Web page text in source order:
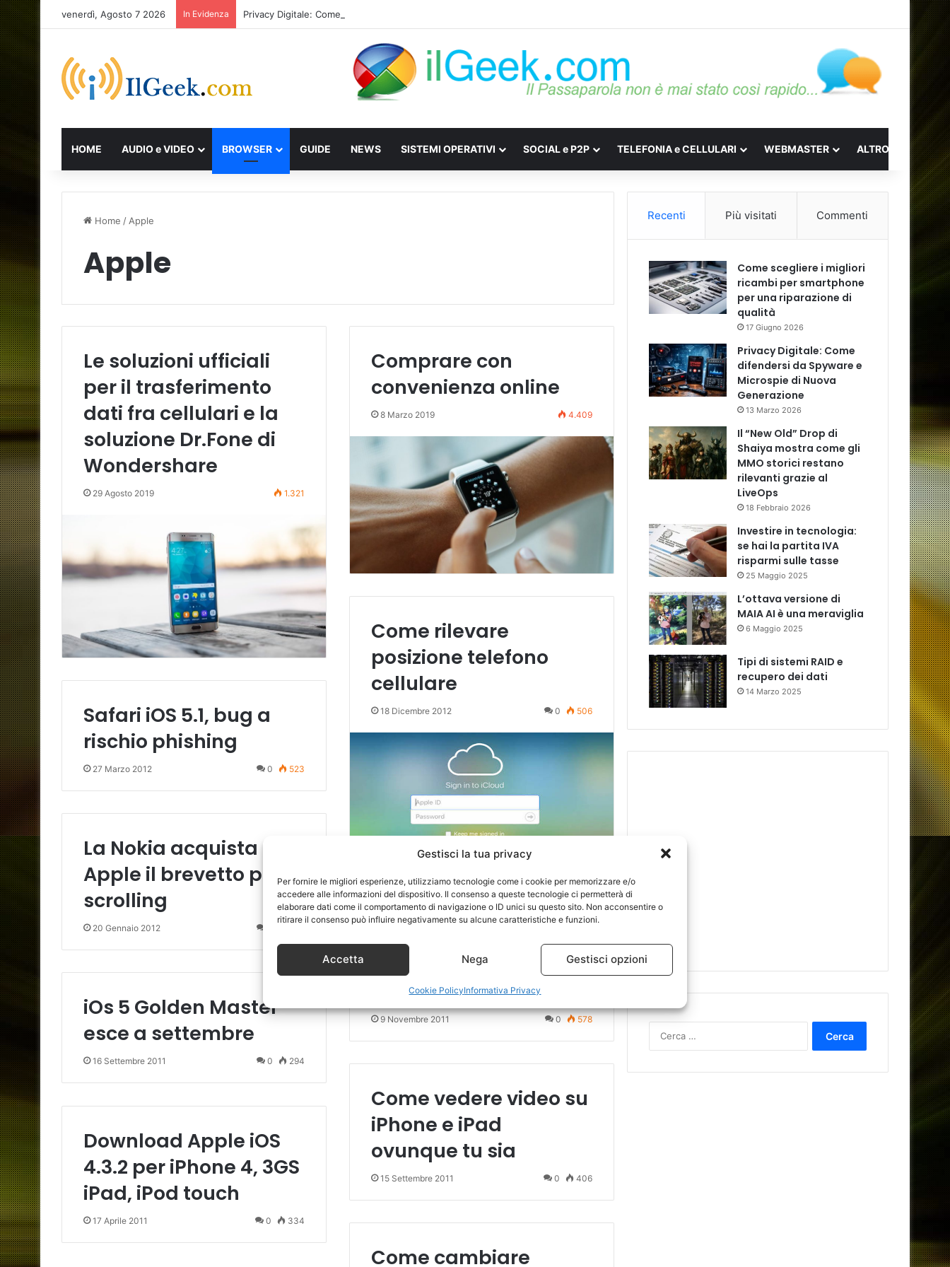
Gestisci la tua privacy
Per fornire le migliori esperienze, utilizziamo tecnologie come i cookie per memorizzare e/o
accedere alle informazioni del dispositivo. Il consenso a queste tecnologie ci permetterà di
elaborare dati come il comportamento di navigazione o ID unici su questo sito. Non acconsentire o
ritirare il consenso può influire negativamente su alcune caratteristiche e funzioni.
Accetta Nega Gestisci opzioni
Cookie PolicyInformativa Privacy
venerdì, Agosto 7 2026 In Evidenza Privacy Digitale: Come difendersi da Spyware e Microspie di Nuova Generazione
HOME AUDIO e VIDEO BROWSER GUIDE NEWS SISTEMI OPERATIVI SOCIAL e P2P TELEFONIA e CELLULARI WEBMASTER ALTRO
Home / Apple
Apple
Le soluzioni ufficiali
per il trasferimento
dati fra cellulari e la
soluzione Dr.Fone di
Wondershare
29 Agosto 2019 1.321
Comprare con
convenienza online
8 Marzo 2019 4.409
Come rilevare
posizione telefono
cellulare
18 Dicembre 2012 0 506
Safari iOS 5.1, bug a
rischio phishing
27 Marzo 2012 0 523
La Nokia acquista da
Apple il brevetto per lo
scrolling
20 Gennaio 2012
Come salvare video
online su iPad con
Roadshow
9 Novembre 2011 0 578
iOs 5 Golden Master
esce a settembre
16 Settembre 2011 0 294
Come vedere video su
iPhone e iPad
ovunque tu sia
15 Settembre 2011 0 406
Download Apple iOS
4.3.2 per iPhone 4, 3GS
iPad, iPod touch
17 Aprile 2011 0 334
Come cambiare
Recenti Più visitati Commenti
Come scegliere i migliori
ricambi per smartphone
per una riparazione di
qualità
17 Giugno 2026
Privacy Digitale: Come
difendersi da Spyware e
Microspie di Nuova
Generazione
13 Marzo 2026
Il “New Old” Drop di
Shaiya mostra come gli
MMO storici restano
rilevanti grazie al
LiveOps
18 Febbraio 2026
Investire in tecnologia:
se hai la partita IVA
risparmi sulle tasse
25 Maggio 2025
L’ottava versione di
MAIA AI è una meraviglia
6 Maggio 2025
Tipi di sistemi RAID e
recupero dei dati
14 Marzo 2025